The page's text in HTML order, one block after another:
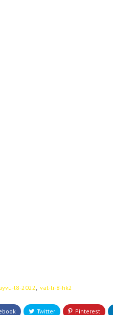
l8-2022 vat-li-8-hk2